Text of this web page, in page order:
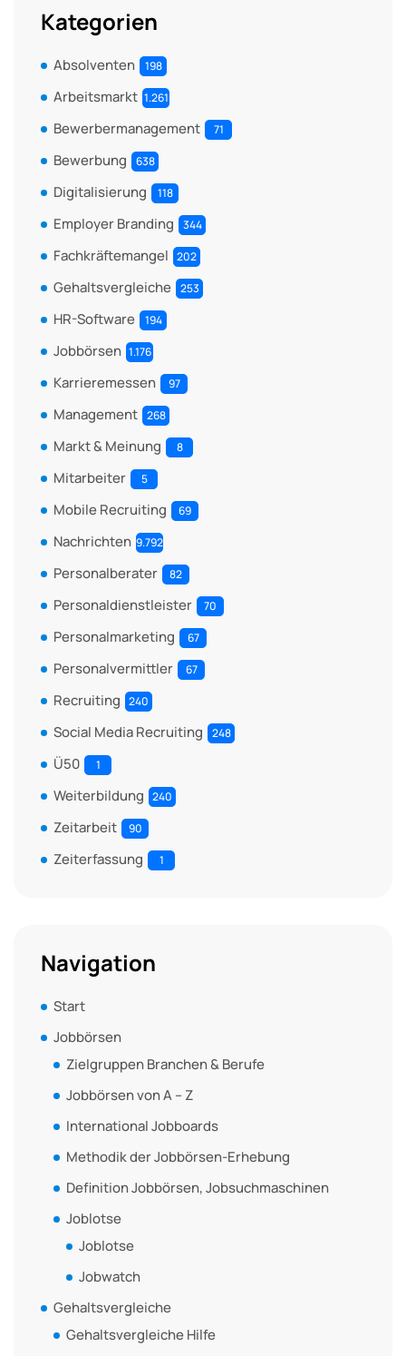
Kategorien
Absolventen 198
Arbeitsmarkt 1.261
Bewerbermanagement 71
Bewerbung 638
Digitalisierung 118
Employer Branding 344
Fachkräftemangel 202
Gehaltsvergleiche 253
HR-Software 194
Jobbörsen 1.176
Karrieremessen 97
Management 268
Markt & Meinung 8
Mitarbeiter 5
Mobile Recruiting 69
Nachrichten 9.792
Personalberater 82
Personaldienstleister 70
Personalmarketing 67
Personalvermittler 67
Recruiting 240
Social Media Recruiting 248
Ü50 1
Weiterbildung 240
Zeitarbeit 90
Zeiterfassung 1
Navigation
Start
Jobbörsen
Zielgruppen Branchen & Berufe
Jobbörsen von A – Z
International Jobboards
Methodik der Jobbörsen-Erhebung
Definition Jobbörsen, Jobsuchmaschinen
Joblotse
Joblotse
Jobwatch
Gehaltsvergleiche
Gehaltsvergleiche Hilfe